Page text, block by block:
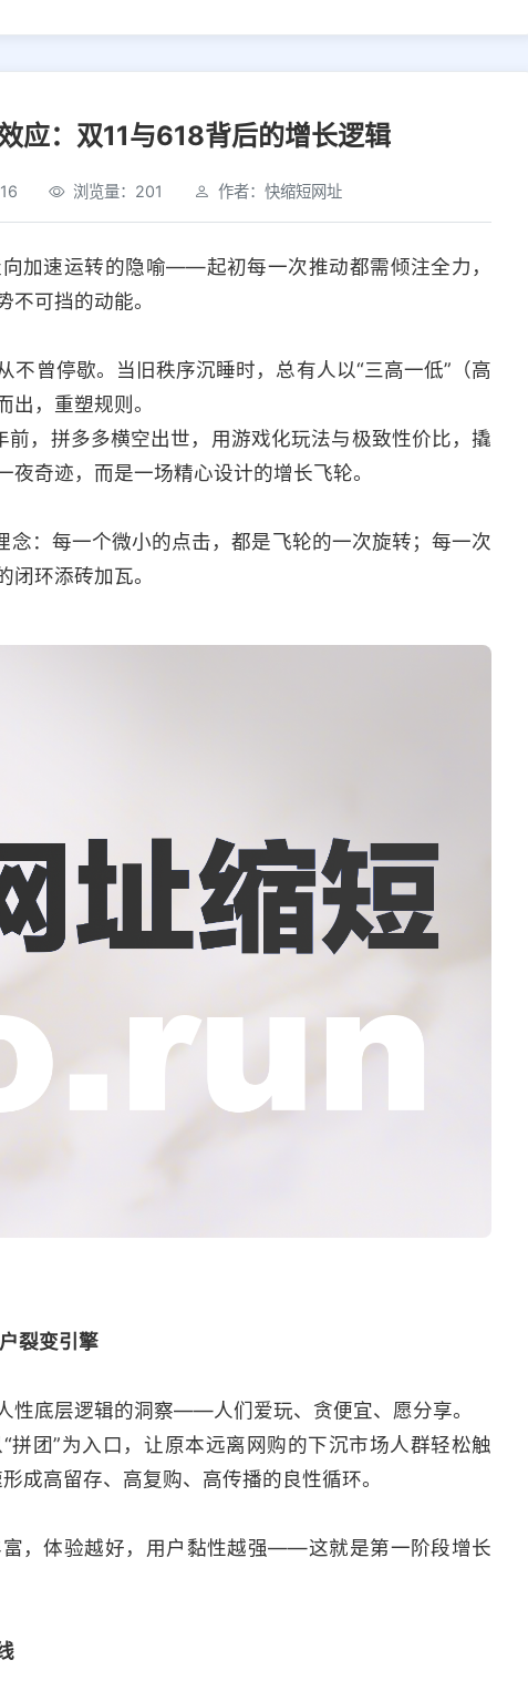
应：双11与618背后的增长逻辑
浏览量：201 作者：快缩短网址
加速运转的隐喻——起初每一次推动都需倾注全力，
可挡的动能。
不曾停歇。当旧秩序沉睡时，总有人以“三高一低”（高
，重塑规则。
，拼多多横空出世，用游戏化玩法与极致性价比，撬
奇迹，而是一场精心设计的增长飞轮。
念：每一个微小的点击，都是飞轮的一次旋转；每一次
环添砖加瓦。
裂变引擎
性底层逻辑的洞察——人们爱玩、贪便宜、愿分享。
拼团”为入口，让原本远离网购的下沉市场人群轻松触
成高留存、高复购、高传播的良性循环。
，体验越好，用户黏性越强——这就是第一阶段增长